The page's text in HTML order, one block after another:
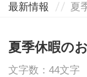
最新情報
夏
夏季休暇の
文字数：44文字